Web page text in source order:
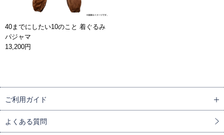
40までにしたい10のこと 着ぐるみ
パジャマ
13,200円
ご利用ガイド
よくある質問